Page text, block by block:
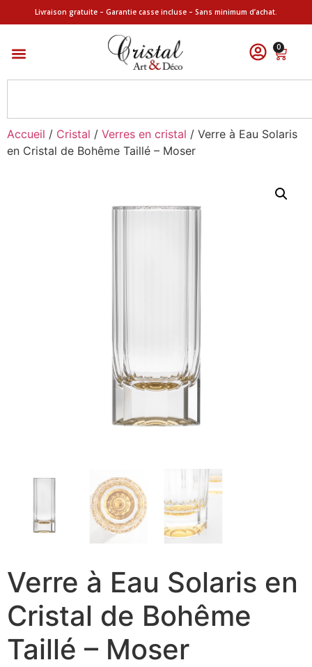
Livraison gratuite – Garantie casse incluse – Sans minimum d’achat.
0
Accueil / Cristal / Verres en cristal / Verre à Eau Solaris
en Cristal de Bohême Taillé – Moser
Verre à Eau Solaris en
Cristal de Bohême
Taillé – Moser